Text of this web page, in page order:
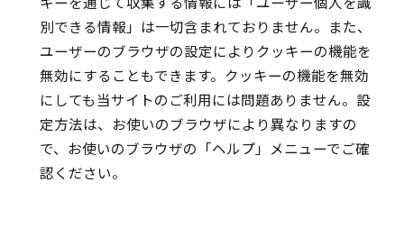
別できる情報」は一切含まれておりません。また、
ユーザーのブラウザの設定によりクッキーの機能を
無効にすることもできます。クッキーの機能を無効
にしても当サイトのご利用には問題ありません。設
定方法は、お使いのブラウザにより異なりますの
で、お使いのブラウザの「ヘルプ」メニューでご確
認ください。